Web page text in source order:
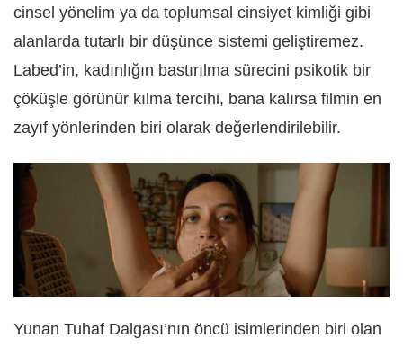
cinsel yönelim ya da toplumsal cinsiyet kimliği gibi
alanlarda tutarlı bir düşünce sistemi geliştiremez.
Labed’in, kadınlığın bastırılma sürecini psikotik bir
çöküşle görünür kılma tercihi, bana kalırsa filmin en
zayıf yönlerinden biri olarak değerlendirilebilir.
Yunan Tuhaf Dalgası’nın öncü isimlerinden biri olan